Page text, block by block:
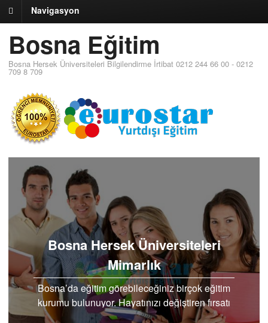
Navigasyon
Bosna Eğitim
Bosna Hersek Üniversiteleri Bilgilendirme İrtibat 0212 244 66 00 - 0212
709 8 709
Bosna Hersek Üniversiteleri
Mimarlık
Bosna’da eğitim görebileceğiniz birçok eğitim
kurumu bulunuyor. Hayatınızı değiştiren fırsatı
Bosna Hersek üniversiteleri mimarlık